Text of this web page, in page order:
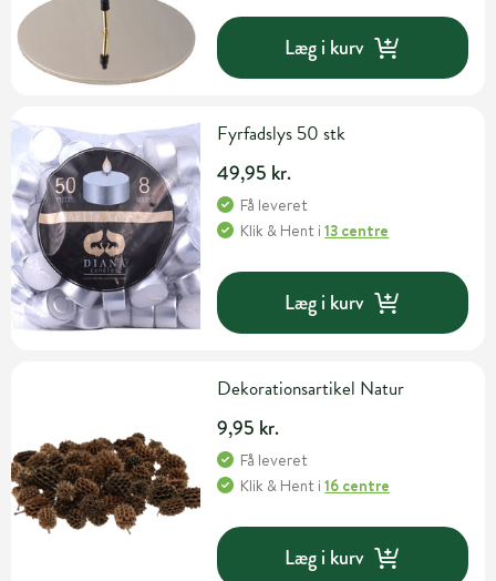
Læg i kurv
Fyrfadslys 50 stk
49,95 kr.
Få leveret
Klik & Hent i13 centre
Læg i kurv
Dekorationsartikel Natur
9,95 kr.
Få leveret
Klik & Hent i16 centre
Læg i kurv